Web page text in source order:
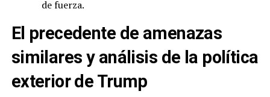
de fuerza.
El precedente de amenazas
similares y análisis de la política
exterior de Trump